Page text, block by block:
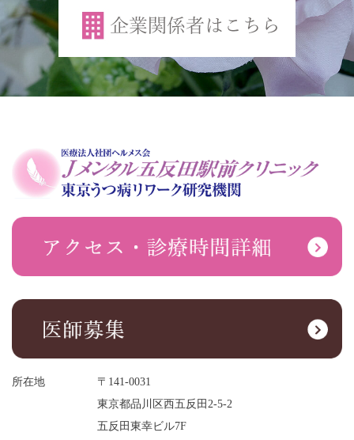
所在地
〒141-0031
東京都品川区西五反田2-5-2
五反田東幸ビル7F